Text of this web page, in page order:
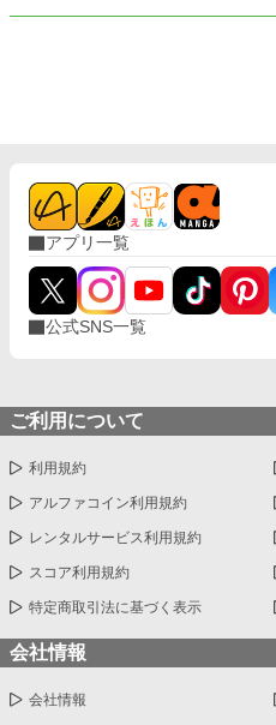
アプリ一覧
公式SNS一覧
ご利用について
利用規約
アルファコイン利用規約
レンタルサービス利用規約
スコア利用規約
特定商取引法に基づく表示
会社情報
会社情報